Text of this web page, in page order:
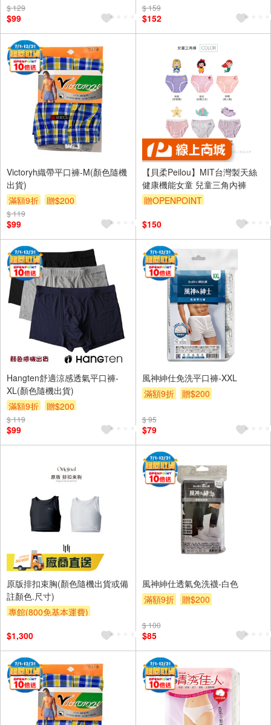
$ 129
$99
$ 159
$152
Victoryh織帶平口褲-M(顏色隨機
出貨)
滿額9折
贈$200
$ 119
$99
【貝柔Peilou】MIT台灣製天絲
健康機能女童 兒童三角內褲
贈OPENPOINT
$150
Hangten舒適涼感透氣平口褲-
XL(顏色隨機出貨)
滿額9折
贈$200
$ 119
$99
風神紳仕免洗平口褲-XXL
滿額9折
贈$200
$ 95
$79
原版排扣束胸(顏色隨機出貨或備
註顏色.尺寸)
專館(800免基本運費)
$1,300
風神紳仕透氣免洗襪-白色
滿額9折
贈$200
$ 100
$85